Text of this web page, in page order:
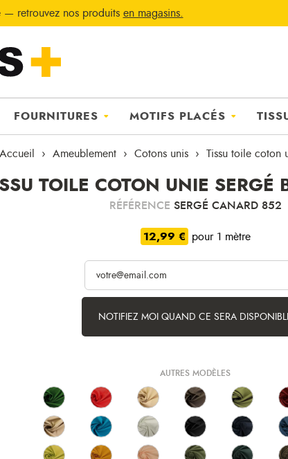
— retrouvez nos produits en magasins.
FOURNITURES MOTIFS PLACÉS
Accueil Ameublement Cotons unis Tissu toile coton
TOILE COTON UNIE SERGÉ
RÉFÉRENCE SERGÉ CANARD 852
12,99 € pour 1 mètre
NOTIFIEZ MOI QUAND CE SERA
AUTRES MODÈLES